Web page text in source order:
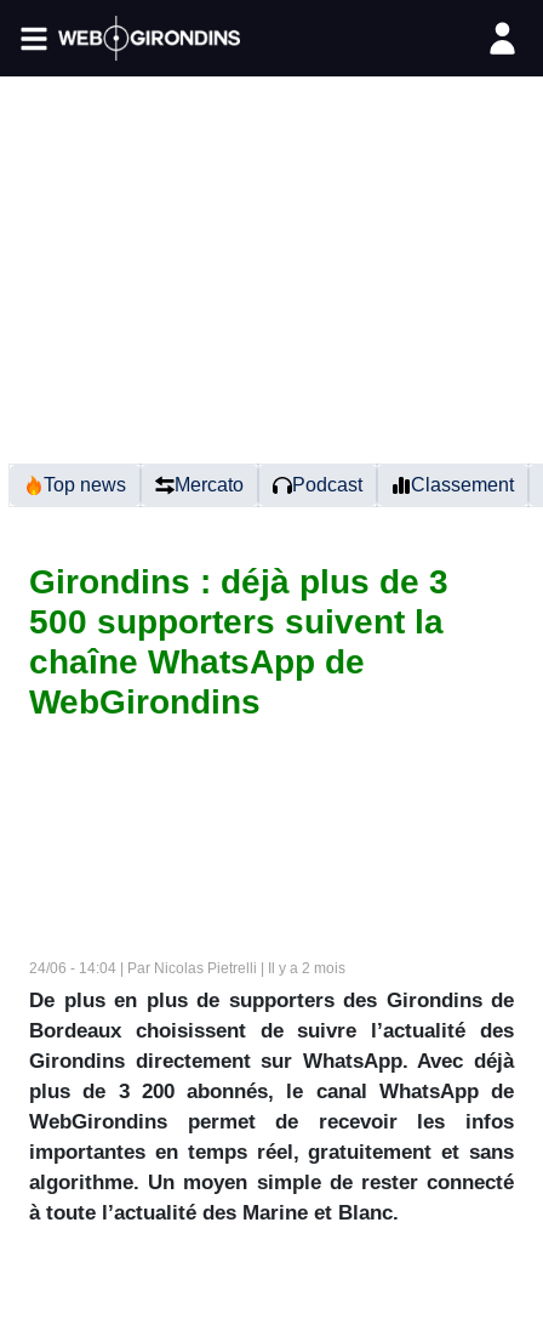
Top news Mercato Podcast Classement
Girondins : déjà plus de 3
500 supporters suivent la
chaîne WhatsApp de
WebGirondins
24/06 - 14:04 | Par Nicolas Pietrelli | Il y a 2 mois
De plus en plus de supporters des Girondins de
Bordeaux choisissent de suivre l’actualité des
Girondins directement sur WhatsApp. Avec déjà
plus de 3 200 abonnés, le canal WhatsApp de
WebGirondins permet de recevoir les infos
importantes en temps réel, gratuitement et sans
algorithme. Un moyen simple de rester connecté
à toute l’actualité des Marine et Blanc.